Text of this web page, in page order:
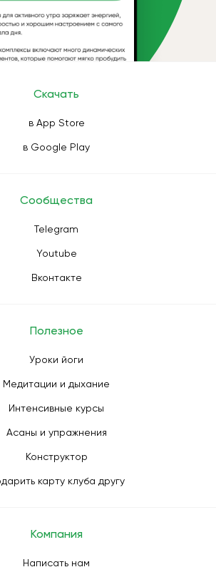
Скачать
в App Store
в Google Play
Сообщества
Telegram
Youtube
Вконтакте
Полезное
Уроки йоги
Медитации и дыхание
Интенсивные курсы
Асаны и упражнения
Конструктор
карту клуба другу
Компания
Написать нам